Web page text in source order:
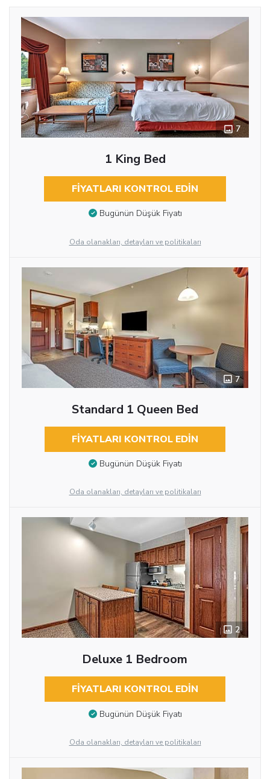
7
1 King Bed
FIYATLARI KONTROL EDIN
Bugünün Düşük Fiyatı
Oda olanakları, detayları ve politikaları
7
Standard 1 Queen Bed
FIYATLARI KONTROL EDIN
Bugünün Düşük Fiyatı
Oda olanakları, detayları ve politikaları
2
Deluxe 1 Bedroom
FIYATLARI KONTROL EDIN
Bugünün Düşük Fiyatı
Oda olanakları, detayları ve politikaları